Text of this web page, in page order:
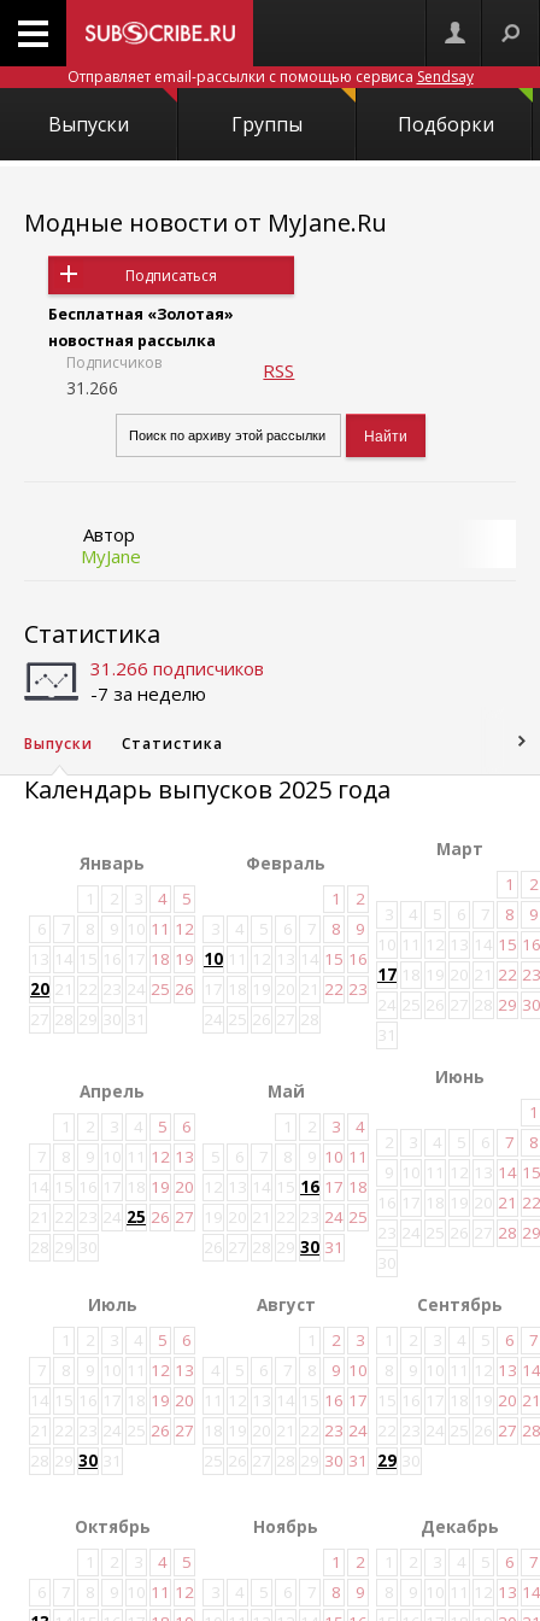
Отправляет email-рассылки с помощью сервиса Sendsay
Выпуски Группы Подборки
Модные новости от MyJane.Ru
Подписаться
Бесплатная «Золотая»
новостная рассылка
Подписчиков
31.266
RSS
Автор
MyJane
Статистика
31.266 подписчиков
-7 за неделю
Выпуски Статистика
Календарь выпусков 2025 года
Январь
1
2 3 4
5
6
7 8 9 10 11 12
13 14 15 16 17 18 19
20 21 22 23 24 25 26
27 28 29 30 31
Февраль
1
2
3
4 5 6 7 8
9
10 11 12 13 14 15 16
17 18 19 20 21 22 23
24 25 26 27 28
Март
1
2
3
4 5 6 7 8
9
10 11 12 13 14 15 16
17 18 19 20 21 22 23
24 25 26 27 28 29 30
31
Апрель
1
2 3 4 5
6
7
8 9 10 11 12 13
14 15 16 17 18 19 20
21 22 23 24 25 26 27
28 29 30
Май
1
2 3
4
5
6 7 8 9 10 11
12 13 14 15 16 17 18
19 20 21 22 23 24 25
26 27 28 29 30 31
Июнь
1
2
3 4 5 6 7
8
9 10 11 12 13 14 15
16 17 18 19 20 21 22
23 24 25 26 27 28 29
30
Июль
1
2 3 4 5
6
7
8 9 10 11 12 13
14 15 16 17 18 19 20
21 22 23 24 25 26 27
28 29 30 31
Август
1
2
3
4
5 6 7 8 9 10
11 12 13 14 15 16 17
18 19 20 21 22 23 24
25 26 27 28 29 30 31
Сентябрь
1
2 3 4 5 6
7
8
9 10 11 12 13 14
15 16 17 18 19 20 21
22 23 24 25 26 27 28
29 30
Октябрь
1
2 3 4
5
6
7 8 9 10 11 12
Ноябрь
1
2
3
4 5 6 7 8
9
Декабрь
1
2 3 4 5 6
7
8
9 10 11 12 13 14